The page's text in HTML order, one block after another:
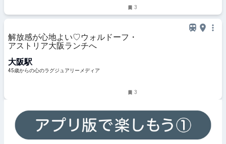
3
解放感が心地よい♡ウォルドーフ・
アストリア大阪ランチへ
大阪駅
45歳からの心のラグジュアリーメディア
3